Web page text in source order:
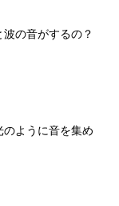
の音がするの？
ように音を集め